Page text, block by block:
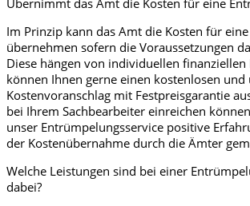
Übernimmt das Amt die Kosten für eine
Im Prinzip kann das Amt die Kosten für
übernehmen sofern die Voraussetzungen
Diese hängen von individuellen finanziellen
können Ihnen gerne einen kostenlosen
Kostenvoranschlag mit Festpreisgarantie
bei Ihrem Sachbearbeiter einreichen
unser Entrümpelungsservice positive
der Kostenübernahme durch die Ämter
Welche Leistungen sind bei einer
dabei?